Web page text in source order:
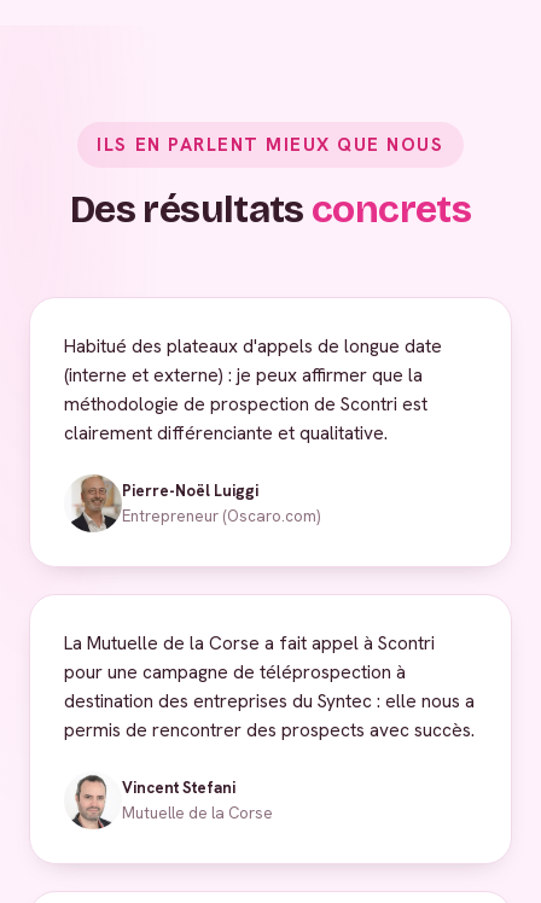
ILS EN PARLENT MIEUX QUE NOUS
Des résultats concrets
Habitué des plateaux d'appels de longue date
(interne et externe) : je peux affirmer que la
méthodologie de prospection de Scontri est
clairement différenciante et qualitative.
Pierre-Noël Luiggi
Entrepreneur (Oscaro.com)
La Mutuelle de la Corse a fait appel à Scontri
pour une campagne de téléprospection à
destination des entreprises du Syntec : elle nous a
permis de rencontrer des prospects avec succès.
Vincent Stefani
Mutuelle de la Corse